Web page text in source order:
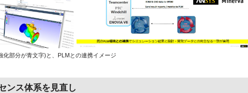
部分が青文字)と、PLMとの連携イメージ
ンス体系を見直し